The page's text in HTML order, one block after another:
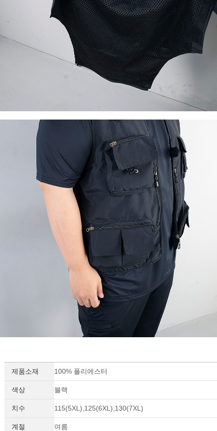
제품소재 100% 폴리에스터
색상 블랙
치수 115(5XL),125(6XL),130(7XL)
계절 여름